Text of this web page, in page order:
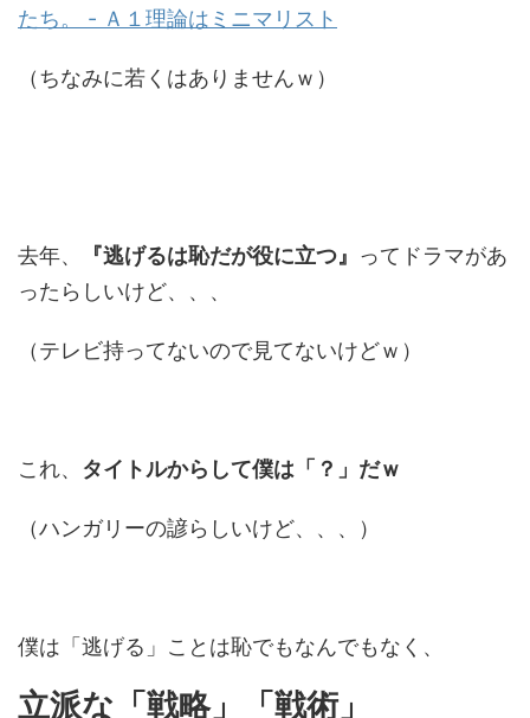
たち。 - Ａ１理論はミニマリスト
（ちなみに若くはありませんｗ）
去年、 『逃げるは恥だが役に立つ』 ってドラマがあ
ったらしいけど、、、
（テレビ持ってないので見てないけどｗ）
これ、 タイトルからして僕は「？」だｗ
（ハンガリーの諺らしいけど、、、）
僕は「逃げる」ことは恥でもなんでもなく、
立派な「戦略」「戦術」